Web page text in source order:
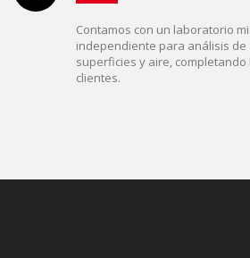
Contamos con un laboratorio
independiente para análisis de
superficies y aire,
clientes.